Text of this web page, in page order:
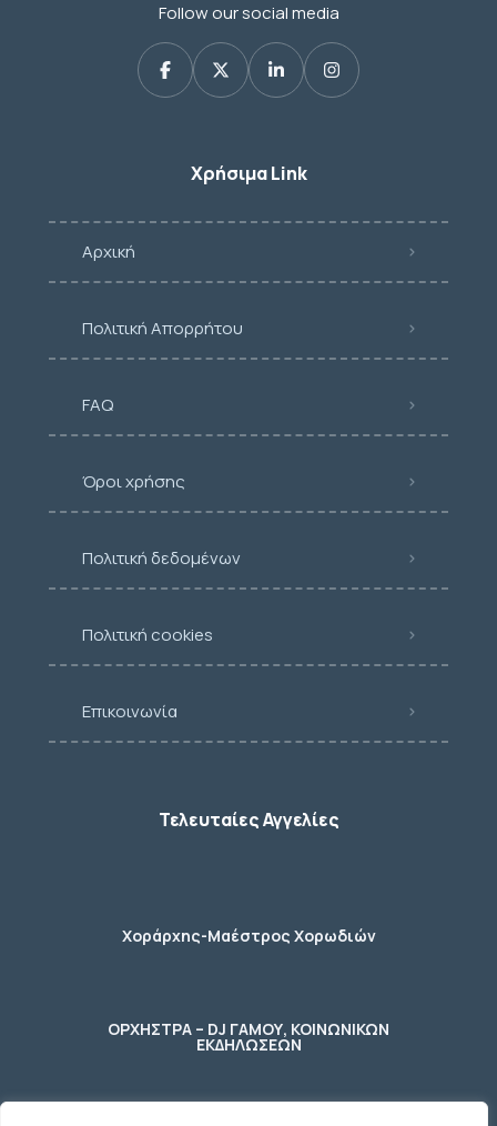
Follow our social media
Χρήσιμα Link
Αρχική
Πολιτική Απορρήτου
FAQ
Όροι χρήσης
Πολιτική δεδομένων
Πολιτική cookies
Επικοινωνία
Τελευταίες Αγγελίες
Χοράρχης-Μαέστρος Χορωδιών
ΟΡΧΗΣΤΡΑ – DJ ΓΑΜΟΥ, ΚΟΙΝΩΝΙΚΩΝ
ΕΚΔΗΛΩΣΕΩΝ